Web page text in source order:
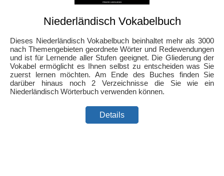
Niederländisch Vokabelbuch
Dieses Niederländisch Vokabelbuch beinhaltet mehr als 3000
nach Themengebieten geordnete Wörter und Redewendungen
und ist für Lernende aller Stufen geeignet. Die Gliederung der
Vokabel ermöglicht es Ihnen selbst zu entscheiden was Sie
zuerst lernen möchten. Am Ende des Buches finden Sie
darüber hinaus noch 2 Verzeichnisse die Sie wie ein
Niederländisch Wörterbuch verwenden können.
Details